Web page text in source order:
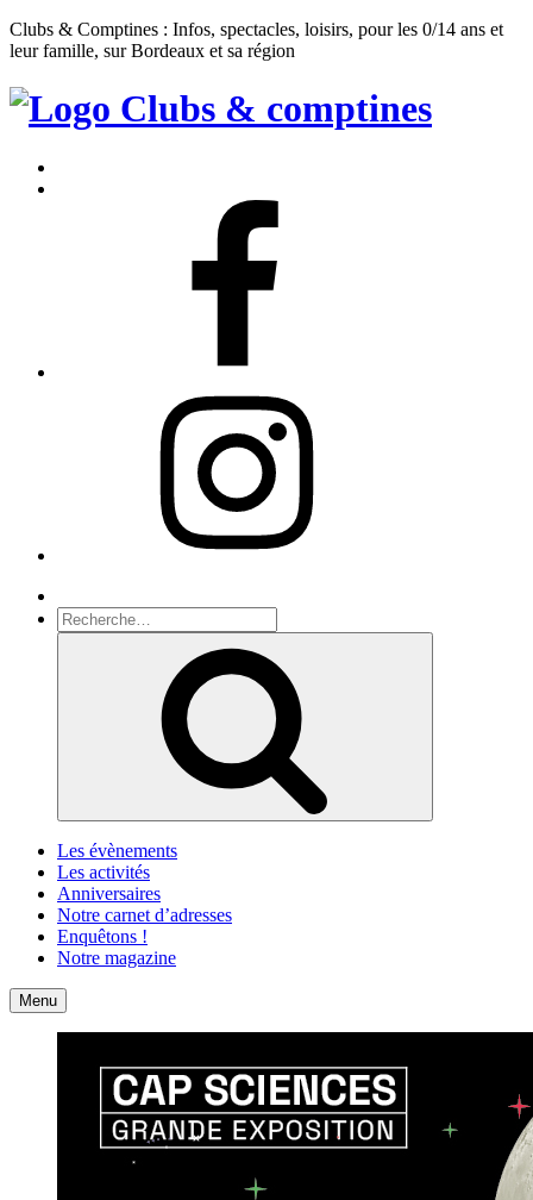
Clubs & Comptines : Infos, spectacles, loisirs, pour les 0/14 ans et
leur famille, sur Bordeaux et sa région
Clubs
Comptines
Recherche
pour
Les évènements
Les activités
Anniversaires
Notre carnet d’adresses
Enquêtons !
Notre magazine
Accueil
Menu Contact